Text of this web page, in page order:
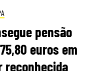
pensão
euros em
reconhecida